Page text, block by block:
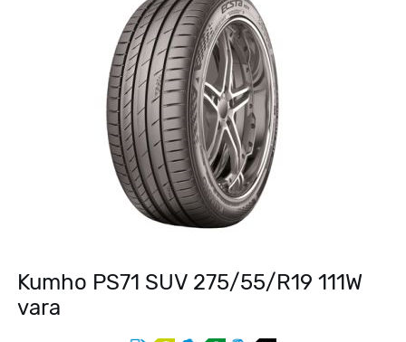
Kumho PS71 SUV 275/55/R19 111W
vara